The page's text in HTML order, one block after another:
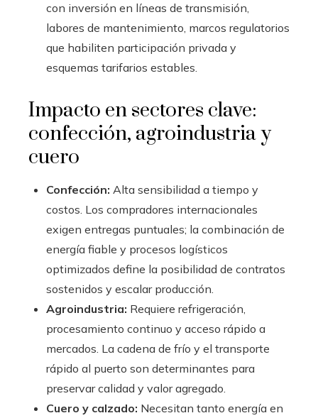
con inversión en líneas de transmisión,
labores de mantenimiento, marcos regulatorios
que habiliten participación privada y
esquemas tarifarios estables.
Impacto en sectores clave:
confección, agroindustria y
cuero
Confección: Alta sensibilidad a tiempo y
costos. Los compradores internacionales
exigen entregas puntuales; la combinación de
energía fiable y procesos logísticos
optimizados define la posibilidad de contratos
sostenidos y escalar producción.
Agroindustria: Requiere refrigeración,
procesamiento continuo y acceso rápido a
mercados. La cadena de frío y el transporte
rápido al puerto son determinantes para
preservar calidad y valor agregado.
Cuero y calzado: Necesitan tanto energía en